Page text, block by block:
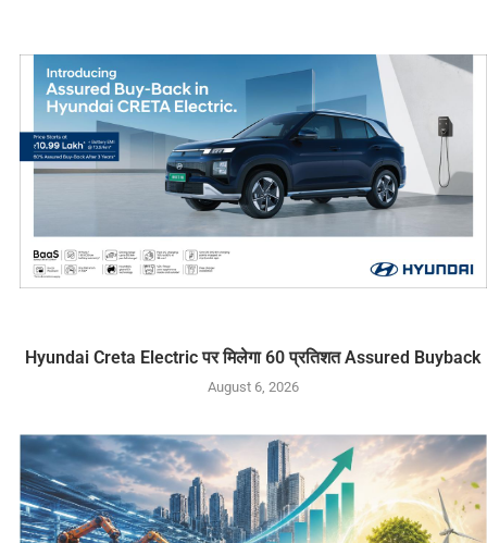
Hyundai Creta Electric पर मिलेगा 60 प्रतिशत Assured Buyback
August 6, 2026